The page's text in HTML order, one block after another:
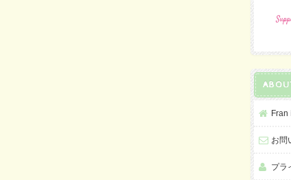
Fran
お問
プラ